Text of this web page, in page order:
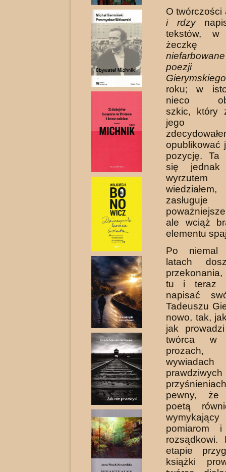
O
i rdzy
tekstów,
poezji
roku; w
nieco
szkic, który
jego
opublikować
pozycję. Ta
się
wyrzutem
ale wciąż
elementu
Po niemal
latach
tu i teraz
napisać
Tadeuszu
nowo, tak,
jak
twórca w
prozach,
prawdziwych
pewny, że
poetą
pomiarom i
rozsądkowi.
etapie
książki